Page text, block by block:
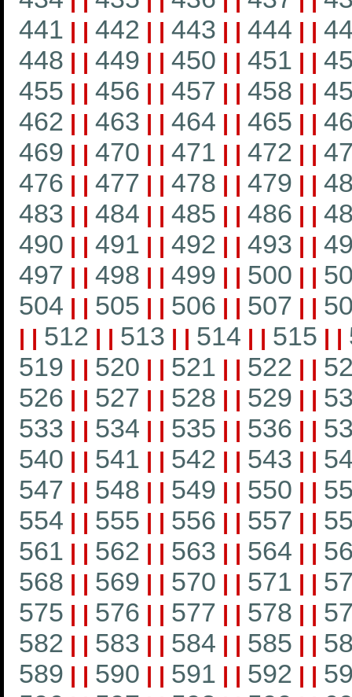
441 | | 442 | | 443 | | 444 | |
448 | | 449 | | 450 | | 451 | |
455 | | 456 | | 457 | | 458 | |
462 | | 463 | | 464 | | 465 | |
469 | | 470 | | 471 | | 472 | |
476 | | 477 | | 478 | | 479 | |
483 | | 484 | | 485 | | 486 | |
490 | | 491 | | 492 | | 493 | |
497 | | 498 | | 499 | | 500 | |
504 | | 505 | | 506 | | 507 | |
| | 512 | | 513 | | 514 | | 515 | |
519 | | 520 | | 521 | | 522 | |
526 | | 527 | | 528 | | 529 | |
533 | | 534 | | 535 | | 536 | |
540 | | 541 | | 542 | | 543 | |
547 | | 548 | | 549 | | 550 | |
554 | | 555 | | 556 | | 557 | |
561 | | 562 | | 563 | | 564 | |
568 | | 569 | | 570 | | 571 | |
575 | | 576 | | 577 | | 578 | |
582 | | 583 | | 584 | | 585 | |
589 | | 590 | | 591 | | 592 | |